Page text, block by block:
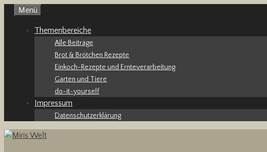
springen
Menü
Themenbereiche
Alle Beiträge
Brot & Brötchen Rezepte
Einkoch-Rezepte und Ernteverarbeitung
Garten und Tiere
do-it-yourself
Impressum
Datenschutzerklärung